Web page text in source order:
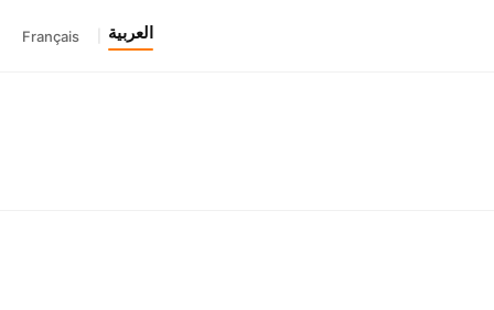
العربية Français